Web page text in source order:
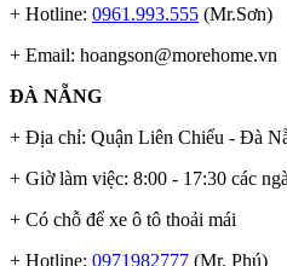
+ Hotline: 0961.993.555 (Mr.Sơn)
+ Email: hoangson@morehome.vn
ĐÀ NẴNG
+ Địa chỉ: Quận Liên Chiểu - Đà
+ Giờ làm việc: 8:00 - 17:30 các
+ Có chỗ để xe ô tô thoải mái
+ Hotline: 0971982777 (Mr. Phú)